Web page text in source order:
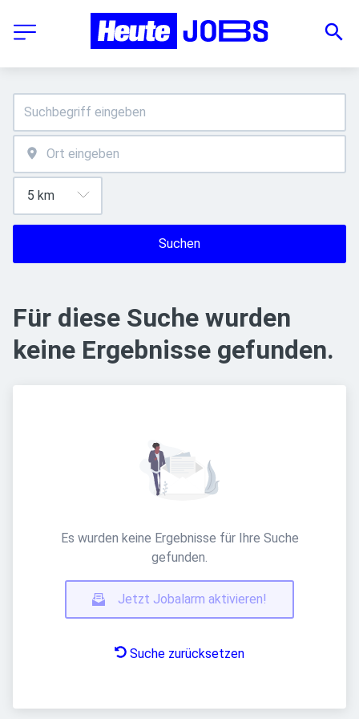
Suchen
Für diese Suche wurden
keine Ergebnisse gefunden.
Es wurden keine Ergebnisse für Ihre Suche
gefunden.
Jetzt Jobalarm aktivieren!
Suche zurücksetzen